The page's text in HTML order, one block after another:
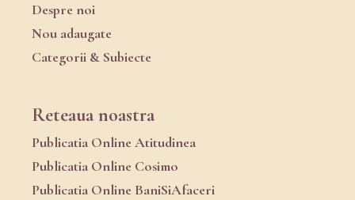
Despre noi
Nou adaugate
Categorii & Subiecte
Reteaua noastra
Publicatia Online Atitudinea
Publicatia Online Cosimo
Publicatia Online BaniSiAfaceri